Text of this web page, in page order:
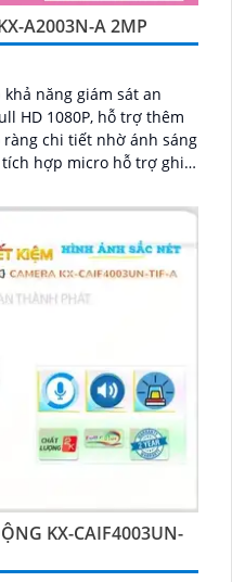
A2003N-A 2MP
khả năng giám sát an
HD 1080P, hỗ trợ thêm
chi tiết nhờ ánh sáng
KX-CAIF4003UN-